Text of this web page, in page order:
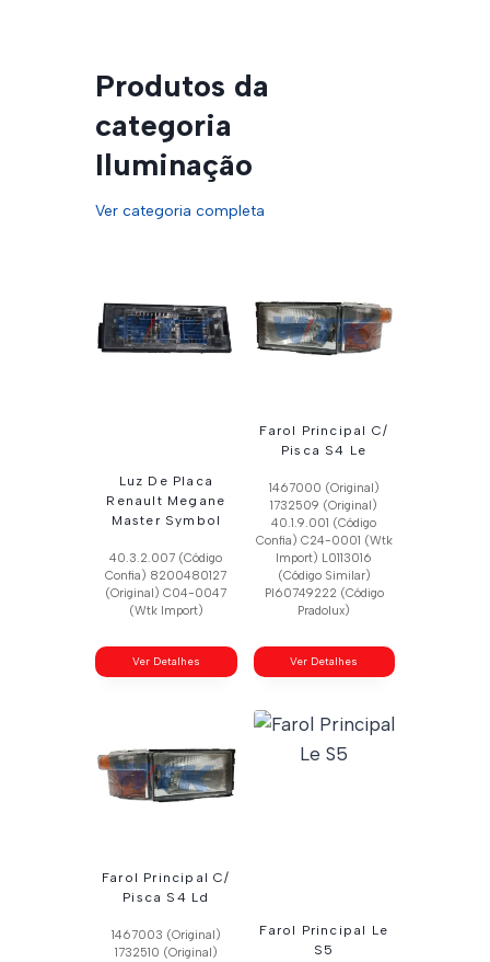
Produtos da
categoria
Iluminação
Ver categoria completa
Luz De Placa
Renault Megane
Master Symbol
40.3.2.007 (Código
Confia) 8200480127
(Original) C04-0047
(Wtk Import)
Ver Detalhes
Farol Principal C/
Pisca S4 Le
1467000 (Original)
1732509 (Original)
40.1.9.001 (Código
Confia) C24-0001 (Wtk
Import) L0113016
(Código Similar)
Pl60749222 (Código
Pradolux)
Ver Detalhes
Farol Principal C/
Pisca S4 Ld
1467003 (Original)
1732510 (Original)
Farol Principal Le
S5